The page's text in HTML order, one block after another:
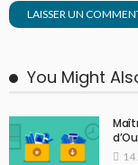
You Might